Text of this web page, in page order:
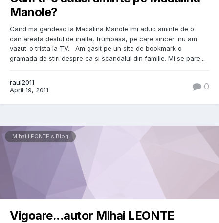
Manole?
Cand ma gandesc la Madalina Manole imi aduc aminte de o
cantareata destul de inalta, frumoasa, pe care sincer, nu am
vazut-o trista la TV. Am gasit pe un site de bookmark o
gramada de stiri despre ea si scandalul din familie. Mi se pare...
raul2011
April 19, 2011
0
Mihai LEONTE's Blog
Vigoare...autor Mihai LEONTE